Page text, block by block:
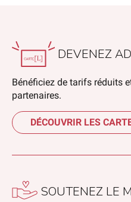
DEVENEZ
Bénéficiez de tarifs réduits
partenaires.
DÉCOUVRIR LES
SOUTENEZ LE